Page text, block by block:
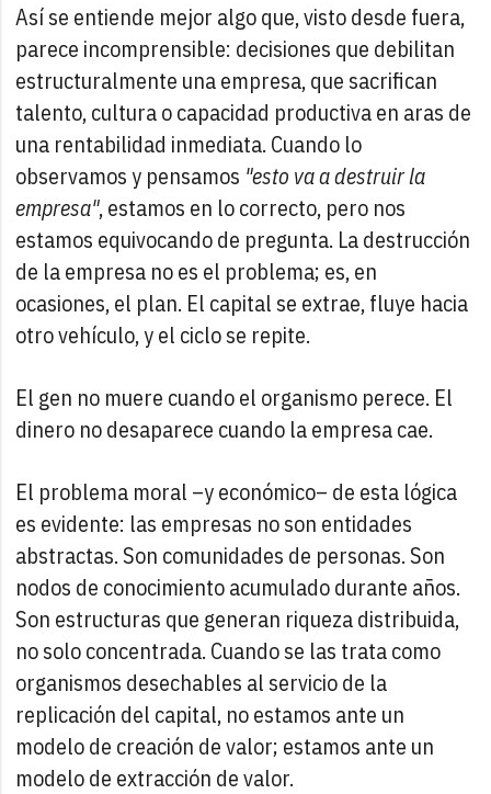
Así se entiende mejor algo que, visto desde fuera,
parece incomprensible: decisiones que debilitan
estructuralmente una empresa, que sacrifican
talento, cultura o capacidad productiva en aras de
una rentabilidad inmediata. Cuando lo
observamos y pensamos "esto va a destruir la
empresa", estamos en lo correcto, pero nos
estamos equivocando de pregunta. La destrucción
de la empresa no es el problema; es, en
ocasiones, el plan. El capital se extrae, fluye hacia
otro vehículo, y el ciclo se repite.
El gen no muere cuando el organismo perece. El
dinero no desaparece cuando la empresa cae.
El problema moral –y económico– de esta lógica
es evidente: las empresas no son entidades
abstractas. Son comunidades de personas. Son
nodos de conocimiento acumulado durante años.
Son estructuras que generan riqueza distribuida,
no solo concentrada. Cuando se las trata como
organismos desechables al servicio de la
replicación del capital, no estamos ante un
modelo de creación de valor; estamos ante un
modelo de extracción de valor.